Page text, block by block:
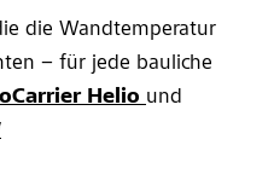
die Wandtemperatur
– für jede bauliche
Helio und